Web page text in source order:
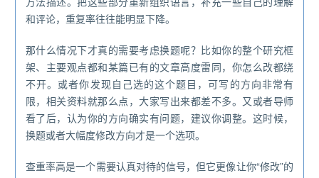
和评论，重复率往往能明显下降。
那什么情况下才真的需要考虑换题呢？比如你的整个研究框
架、主要观点都和某篇已有的文章高度雷同，你怎么改都绕
不开。或者你发现自己选的这个题目，可写的方向非常有
限，相关资料就那么点，大家写出来都差不多。又或者导师
看了后，认为你的方向确实有问题，建议你调整。这时候，
换题或者大幅度修改方向才是一个选项。
查重率高是一个需要认真对待的信号，但它更像让你“修改”的